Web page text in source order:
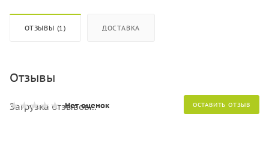
ОТЗЫВЫ (1) ДОСТАВКА
Отзывы
Нет оценок ОСТАВИТЬ ОТЗЫВ
Загрузка отзывов...